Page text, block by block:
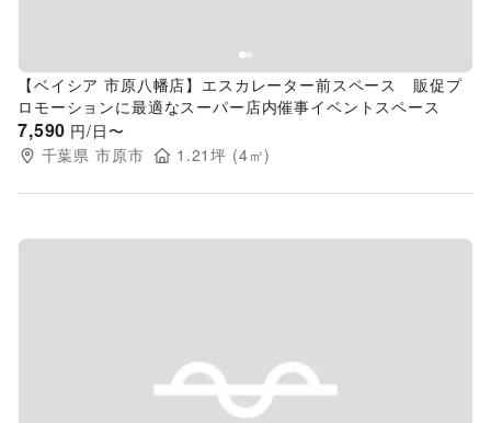
【ベイシア 市原八幡店】エスカレーター前スペース 販促プ
ロモーションに最適なスーパー店内催事イベントスペース
7,590 円/日〜
千葉県 市原市 1.21坪 (4㎡)
Previous slide